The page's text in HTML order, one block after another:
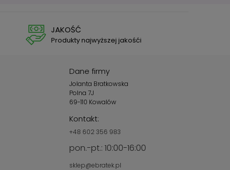
JAKOŚĆ
Produkty najwyższej jakośći
Dane firmy
Jolanta Bratkowska
Polna 7J
69-110 Kowalów
Kontakt:
+48 602 356 983
pon.-pt.: 10:00-16:00
sklep@ebratek.pl